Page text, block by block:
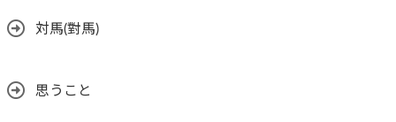
対馬(對馬)
思うこと